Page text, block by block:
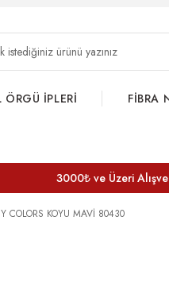
ÖRGÜ İPLERİ FİBRA
3000₺ ve Üzeri
COLORS KOYU MAVİ 80430